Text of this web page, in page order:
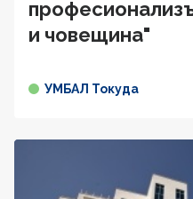
и човещина"
УМБАЛ Токуда